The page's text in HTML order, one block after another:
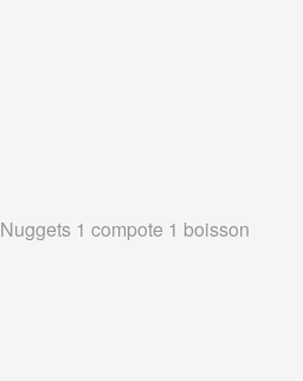
Nuggets 1 compote 1 boisson